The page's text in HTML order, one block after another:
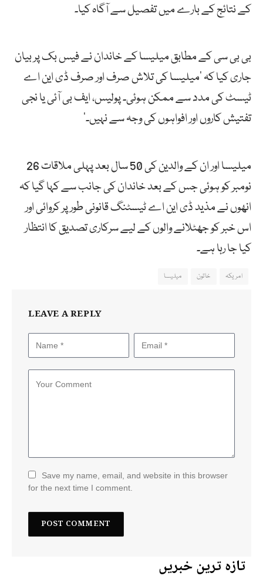
کے نتائج کے بارے میں تفصیل سے آگاہ کیا۔
بی بی سی کے مطابق میلیسا کے خاندان نے فیس بک پر بیان
جاری کیا کہ ’میلیسا کی تلاش صرف اور صرف ڈی این اے
ٹیسٹ کی مدد سے ممکن ہوئی۔ پولیس، ایف بی آئی یا نجی
تفتیش کاروں اور افواہوں کی وجہ سے نہیں۔‘
میلیسا اور ان کے والدین کی 50 سال بعد پہلی ملاقات 26
نومبر کو ہوئی جس کے بعد خاندان کی جانب سے کہا گیا کہ
انھوں نے مذید ڈی این اے ٹیسٹنگ قانونی طور پر کروائی اور
اس خبر کو جھٹلانے والوں کے لیے سرکاری تصدیق کا انتظار
کیا جا رہا ہے۔
امریکہ خاتون میلیسا
LEAVE A REPLY
Save my name, email, and website in this browser
for the next time I comment.
تازہ ترین خبریں